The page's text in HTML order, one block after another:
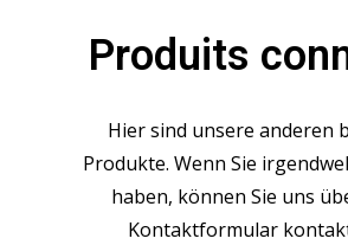
Produits
Hier sind unsere anderen
Produkte. Wenn Sie
haben, können Sie uns
Kontaktformular